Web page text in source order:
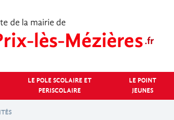
LE POLE SCOLAIRE ET
PERISCOLAIRE
LE POINT
JEUNES